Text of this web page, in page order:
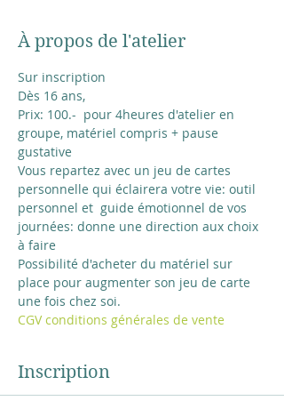
À propos de l'atelier
Sur inscription
Dès 16 ans,
Prix: 100.-  pour 4heures d'atelier en
groupe, matériel compris + pause
gustative
Vous repartez avec un jeu de cartes
personnelle qui éclairera votre vie: outil
personnel et  guide émotionnel de vos
journées: donne une direction aux choix
à faire
Possibilité d'acheter du matériel sur
place pour augmenter son jeu de carte
une fois chez soi.
CGV conditions générales de vente
Inscription